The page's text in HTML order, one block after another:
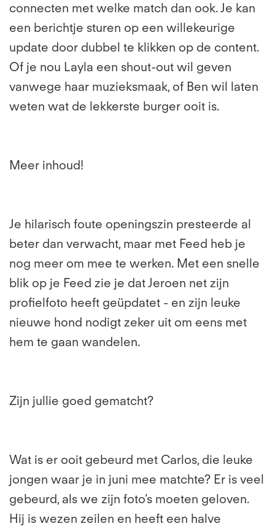
connecten met welke match dan ook. Je kan
een berichtje sturen op een willekeurige
update door dubbel te klikken op de content.
Of je nou Layla een shout-out wil geven
vanwege haar muzieksmaak, of Ben wil laten
weten wat de lekkerste burger ooit is.
Meer inhoud!
Je hilarisch foute openingszin presteerde al
beter dan verwacht, maar met Feed heb je
nog meer om mee te werken. Met een snelle
blik op je Feed zie je dat Jeroen net zijn
profielfoto heeft geüpdatet - en zijn leuke
nieuwe hond nodigt zeker uit om eens met
hem te gaan wandelen.
Zijn jullie goed gematcht?
Wat is er ooit gebeurd met Carlos, die leuke
jongen waar je in juni mee matchte? Er is veel
gebeurd, als we zijn foto’s moeten geloven.
Hij is wezen zeilen en heeft een halve